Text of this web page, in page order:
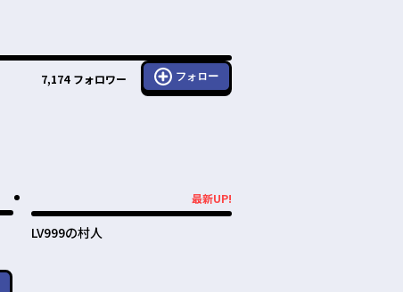
7,174 フォロワー フォロー
最新UP!
LV999の村人